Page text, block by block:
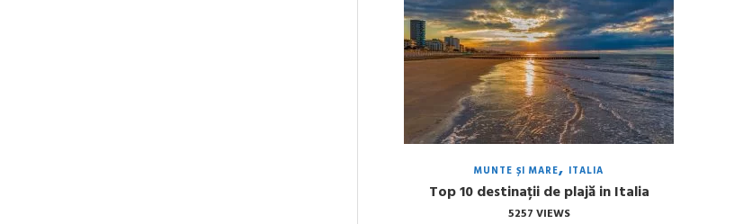
MUNTE ȘI MARE ITALIA
Top 10 destinații de plajă in Italia
5257 VIEWS